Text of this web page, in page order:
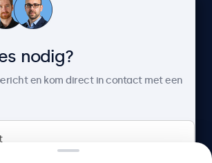
Klantenservice
nodig?
en kom direct in contact met een